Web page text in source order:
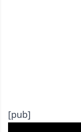
[pub]